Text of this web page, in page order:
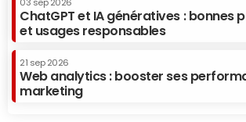
plus fines, les chaînes pourraient en
ticket d'entrée de la pub TV", avance
Marketing de TF1 Publicité. Cela leur
d'accueillir tous les annonceurs qui n'ont
les moyens de s'offrir un spot. Elles
03 sep 2026
ChatGPT et IA génératives : bonnes
et usages responsables
21 sep 2026
Web analytics : booster ses
marketing